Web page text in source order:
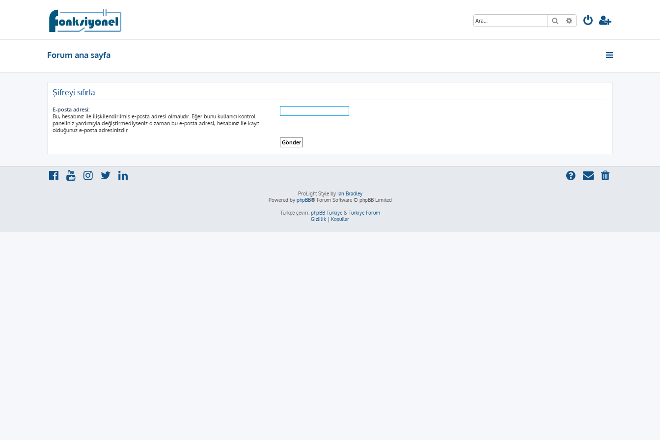
Ara Gelişmiş arama
Forum ana sayfa
Şifreyi sıfırla
E-posta adresi:
Bu, hesabınız ile ilişkilendirilmiş e-posta adresi olmalıdır. Eğer bunu kullanıcı kontrol
paneliniz yardımıyla değiştirmediyseniz o zaman bu e-posta adresi, hesabınız ile kayıt
olduğunuz e-posta adresinizdir.
ProLight Style by Ian Bradley
Powered by phpBB® Forum Software © phpBB Limited
Türkçe çeviri: phpBB Türkiye& Türkiye Forum
Gizlilik | Koşullar